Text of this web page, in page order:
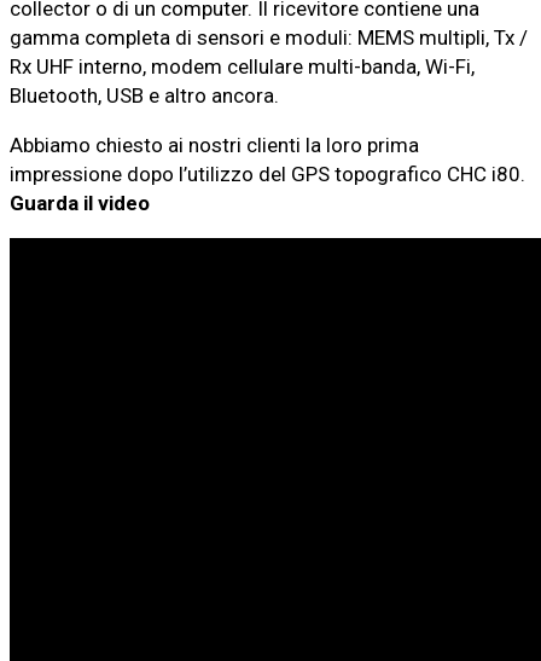
collector o di un computer. Il ricevitore contiene una
gamma completa di sensori e moduli: MEMS multipli, Tx /
Rx UHF interno, modem cellulare multi-banda, Wi-Fi,
Bluetooth, USB e altro ancora.
Abbiamo chiesto ai nostri clienti la loro prima
impressione dopo l’utilizzo del GPS topografico CHC i80.
Guarda il video